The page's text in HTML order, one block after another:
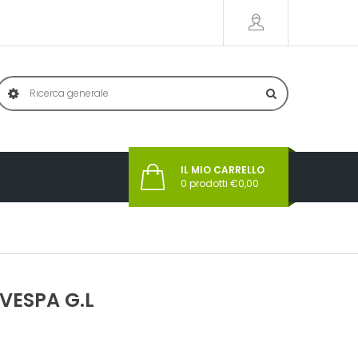
IL MIO CARRELLO
0 prodotti €0,00
G.L